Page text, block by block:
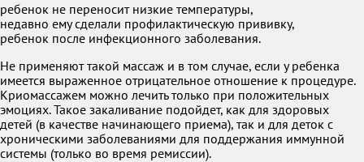
ребенок не переносит низкие температуры,
недавно ему сделали профилактическую прививку,
ребенок после инфекционного заболевания.
Не применяют такой массаж и в том случае, если у ребенка
имеется выраженное отрицательное отношение к процедуре.
Криомассажем можно лечить только при положительных
эмоциях. Такое закаливание подойдет, как для здоровых
детей (в качестве начинающего приема), так и для деток с
хроническими заболеваниями для поддержания иммунной
системы (только во время ремиссии).